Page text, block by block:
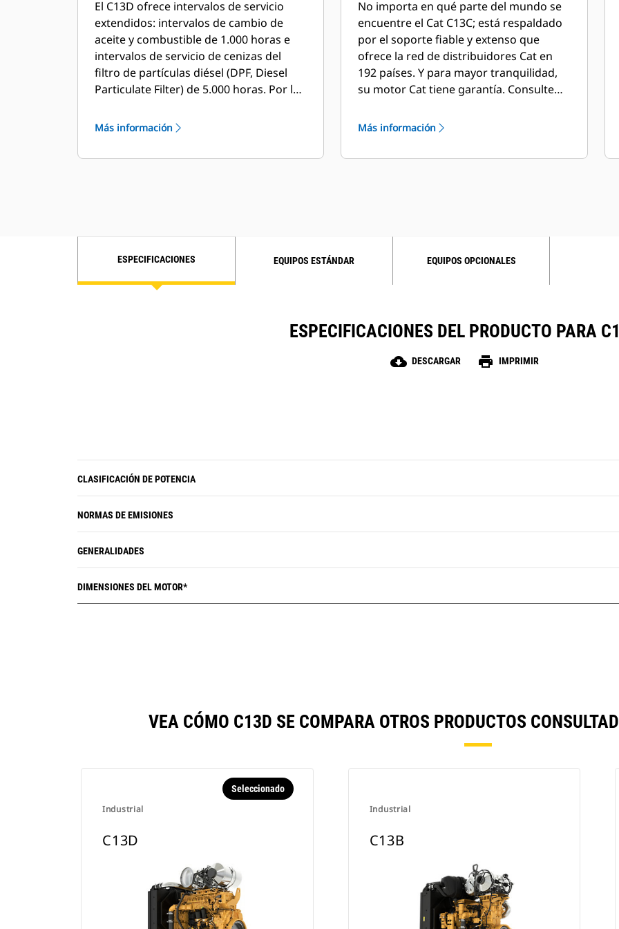
El C13D ofrece intervalos de servicio
extendidos: intervalos de cambio de
aceite y combustible de 1.000 horas e
intervalos de servicio de cenizas del
filtro de partículas diésel (DPF, Diesel
Particulate Filter) de 5.000 horas. Por lo
en el mantenimiento de la máquina,
más tiempo para enfocarse en su
Más información
No importa en qué parte del mundo se
encuentre el Cat C13C; está respaldado
por el soporte fiable y extenso que
ofrece la red de distribuidores Cat en
192 países. Y para mayor tranquilidad,
su motor Cat tiene garantía. Consulte
más detalles.
Más información
ESPECIFICACIONES EQUIPOS ESTÁNDAR EQUIPOS OPCIONALES
ESPECIFICACIONES DEL PRODUCTO PARA
cloud_download DESCARGAR print IMPRIMIR
CLASIFICACIÓN DE POTENCIA
NORMAS DE EMISIONES
GENERALIDADES
DIMENSIONES DEL MOTOR*
VEA CÓMO C13D SE COMPARA OTROS PRODUCTOS
Industrial
Seleccionado
C13D
Industrial
C13B